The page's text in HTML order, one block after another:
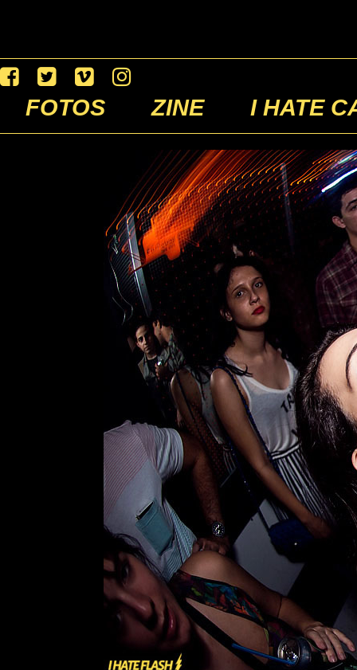
FOTOS ZINE I HATE